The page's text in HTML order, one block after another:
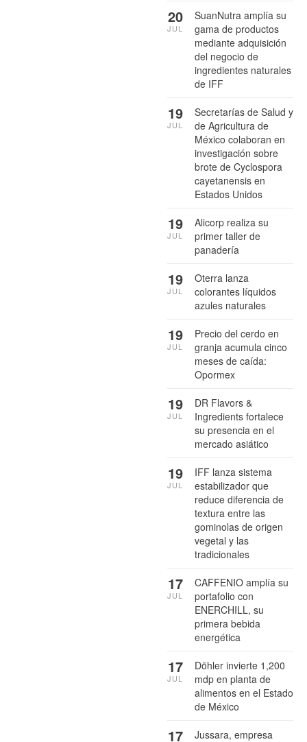
SuanNutra amplía su
gama de productos
mediante adquisición
del negocio de
ingredientes naturales
de IFF
20
JUL
Secretarías de Salud y
de Agricultura de
México colaboran en
investigación sobre
brote de Cyclospora
cayetanensis en
Estados Unidos
19
JUL
Alicorp realiza su
primer taller de
panadería
19
JUL
Oterra lanza
colorantes líquidos
azules naturales
19
JUL
Precio del cerdo en
granja acumula cinco
meses de caída:
Opormex
19
JUL
DR Flavors &
Ingredients fortalece
su presencia en el
mercado asiático
19
JUL
IFF lanza sistema
estabilizador que
reduce diferencia de
textura entre las
gominolas de origen
vegetal y las
tradicionales
19
JUL
CAFFENIO amplía su
portafolio con
ENERCHILL, su
primera bebida
energética
17
JUL
Döhler invierte 1,200
mdp en planta de
alimentos en el Estado
de México
17
JUL
Jussara, empresa
17